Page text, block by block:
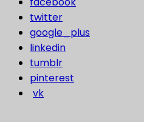
twitter
google_plus
linkedin
tumblr
pinterest
vk